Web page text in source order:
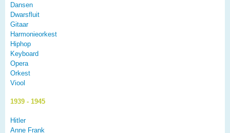
Dansen
Dwarsfluit
Gitaar
Harmonieorkest
Hiphop
Keyboard
Opera
Orkest
Viool
1939 - 1945
Hitler
Anne Frank